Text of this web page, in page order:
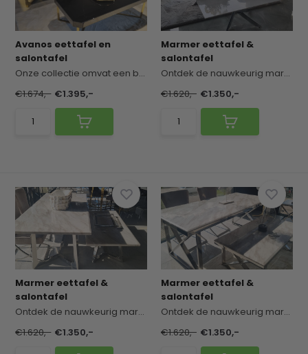
Avanos eettafel en
salontafel
Onze collectie omvat een breed scala aan stijlvo...
€1.674,- €1.395,-
Marmer eettafel &
salontafel
Ontdek de nauwkeurig marmeren eettafels en salon...
€1.620,- €1.350,-
Marmer eettafel &
salontafel
Ontdek de nauwkeurig marmeren eettafels en salon...
€1.620,- €1.350,-
Marmer eettafel &
salontafel
Ontdek de nauwkeurig marmeren eettafels en salon...
€1.620,- €1.350,-